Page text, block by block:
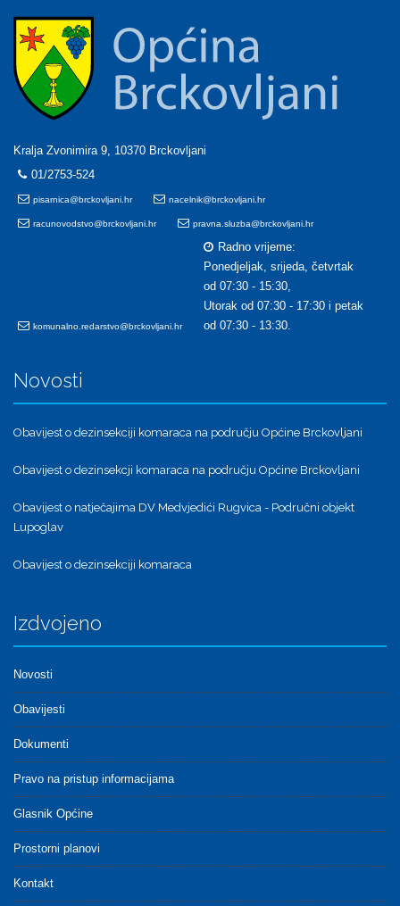
Kralja Zvonimira 9, 10370 Brckovljani
01/2753-524
pisarnica@brckovljani.hr nacelnik@brckovljani.hr
racunovodstvo@brckovljani.hr pravna.sluzba@brckovljani.hr
komunalno.redarstvo@brckovljani.hr
Radno vrijeme:
Ponedjeljak, srijeda, četvrtak
od 07:30 - 15:30,
Utorak od 07:30 - 17:30 i petak
od 07:30 - 13:30.
Novosti
Obavijest o dezinsekciji komaraca na području Općine Brckovljani
Obavijest o dezinsekcji komaraca na području Općine Brckovljani
Obavijest o natječajima DV Medvjedići Rugvica - Područni objekt
Lupoglav
Obavijest o dezinsekciji komaraca
Izdvojeno
Novosti
Obavijesti
Dokumenti
Pravo na pristup informacijama
Glasnik Općine
Prostorni planovi
Kontakt